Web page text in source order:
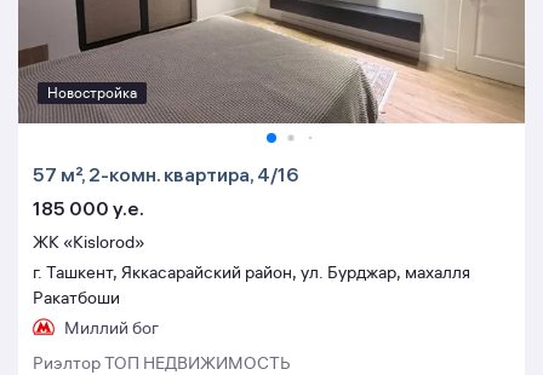
Новостройка
57 м², 2-комн. квартира, 4/16
185 000 y.e.
ЖК «Kislorod»
г. Ташкент, Яккасарайский район, ул. Бурджар, махалля
Ракатбоши
Миллий бог
Риэлтор ТОП НЕДВИЖИМОСТЬ